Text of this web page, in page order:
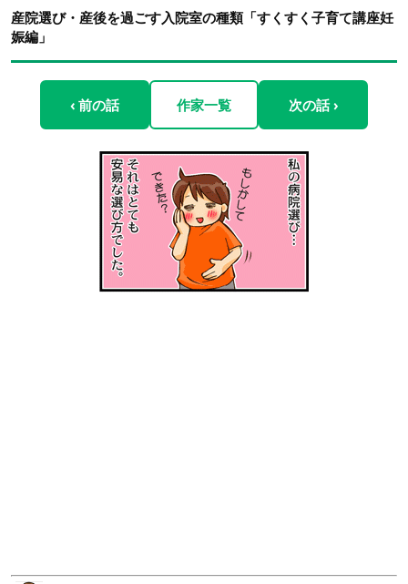
産院選び・産後を過ごす入院室の種類「すくすく子育て講座妊
娠編」
‹ 前の話 作家一覧 次の話 ›